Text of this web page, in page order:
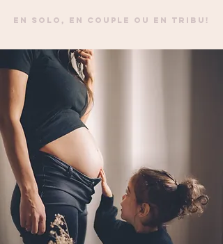
en solo, en couple ou en tribu!